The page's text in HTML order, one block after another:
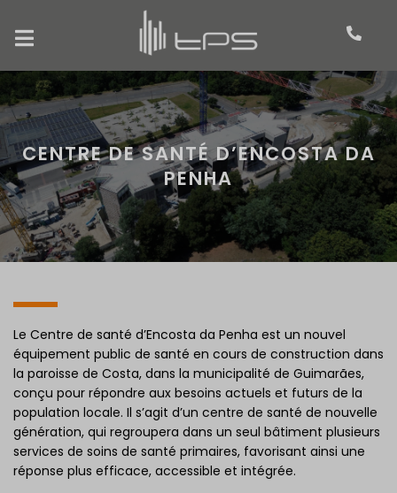
CENTRE DE SANTÉ D’ENCOSTA DA
PENHA
Le Centre de santé d’Encosta da Penha est un nouvel
équipement public de santé en cours de construction dans
la paroisse de Costa, dans la municipalité de Guimarães,
conçu pour répondre aux besoins actuels et futurs de la
population locale. Il s’agit d’un centre de santé de nouvelle
génération, qui regroupera dans un seul bâtiment plusieurs
services de soins de santé primaires, favorisant ainsi une
réponse plus efficace, accessible et intégrée.